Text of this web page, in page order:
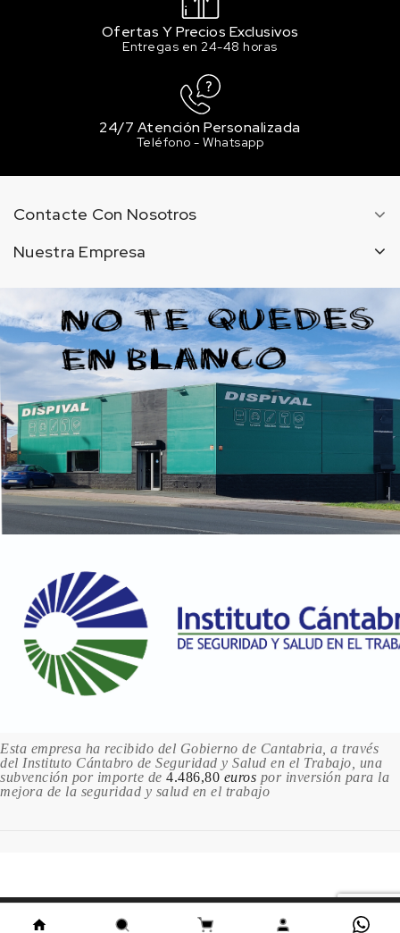
Ofertas Y Precios Exclusivos
Entregas en 24-48 horas
24/7 Atención Personalizada
Teléfono - Whatsapp
Contacte Con Nosotros
Nuestra Empresa
Esta empresa ha recibido del Gobierno de Cantabria, a través
del Instituto Cántabro de Seguridad y Salud en el Trabajo, una
subvención por importe de 4.486,80 euros por inversión para la
mejora de la seguridad y salud en el trabajo
Este sitio utiliza cookies. Al continuar usando este sitio,